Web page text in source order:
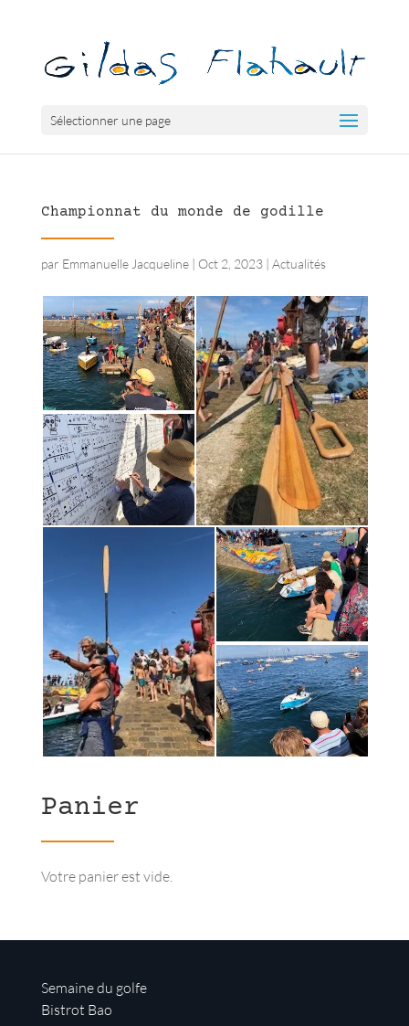
Sélectionner une page
Championnat du monde de godille
par Emmanuelle Jacqueline| Oct 2, 2023| Actualités
Panier
Votre panier est vide.
Semaine du golfe
Bistrot Bao